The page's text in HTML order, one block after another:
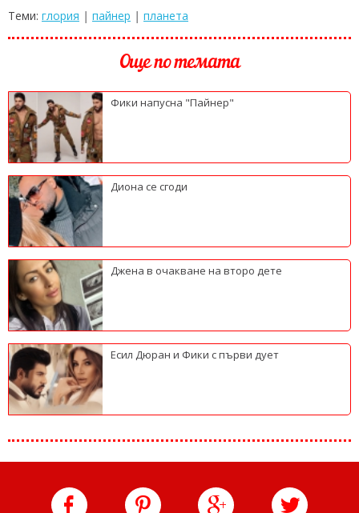
Теми: глория | пайнер | планета
Още по темата
Фики напусна "Пайнер"
Диона се сгоди
Джена в очакване на второ дете
Есил Дюран и Фики с първи дует